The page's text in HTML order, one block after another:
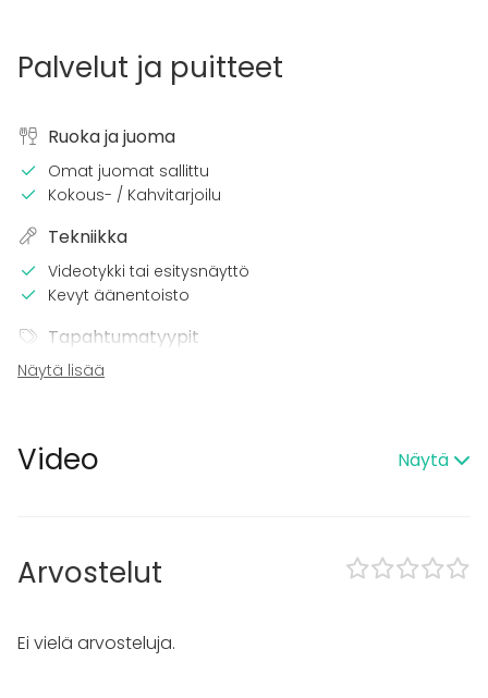
Palvelut ja puitteet
Ruoka ja juoma
Omat juomat sallittu
Kokous- / Kahvitarjoilu
Tekniikka
Videotykki tai esitysnäyttö
Kevyt äänentoisto
Tapahtumatyypit
Juhlat
Illallinen / lounas
Kokous
Virkistystilaisuus
Mökkireissu / retriitti
Pikkujoulut
Näytä lisää
Video Näytä
Arvostelut
Ei vielä arvosteluja.